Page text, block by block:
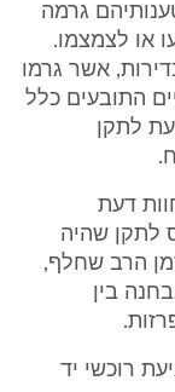
גרמה
או לצמצמו.
אשר גרמו
התובעים כלל
לתקן
דעת
לתקן שהיה
הרב שחלף,
בין
רוכשי יד